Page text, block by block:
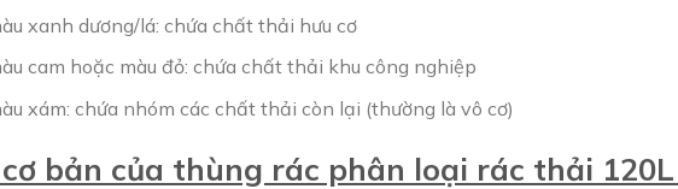
xanh dương/lá: chứa chất thải hưu cơ
cam hoặc màu đỏ: chứa chất thải khu công nghiệp
xám: chứa nhóm các chất thải còn lại (thường là vô cơ)
bản của thùng rác phân loại rác thải 120L